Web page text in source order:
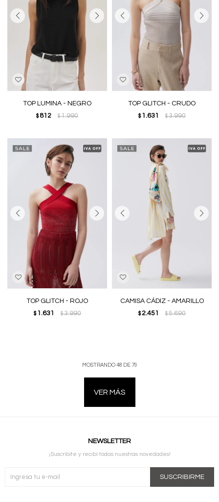
TOP LUMINA - NEGRO
$ 812 $1.990
TOP GLITCH - CRUDO
$ 1.631 $3.990
TOP GLITCH - ROJO
$ 1.631 $3.990
CAMISA CÁDIZ - AMARILLO
$ 2.451 $5.690
MOSTRANDO48 DE 79
VER MÁS
NEWSLETTER
¡Suscribite y recibí todas nuestras novedades!
SUSCRIBIRME